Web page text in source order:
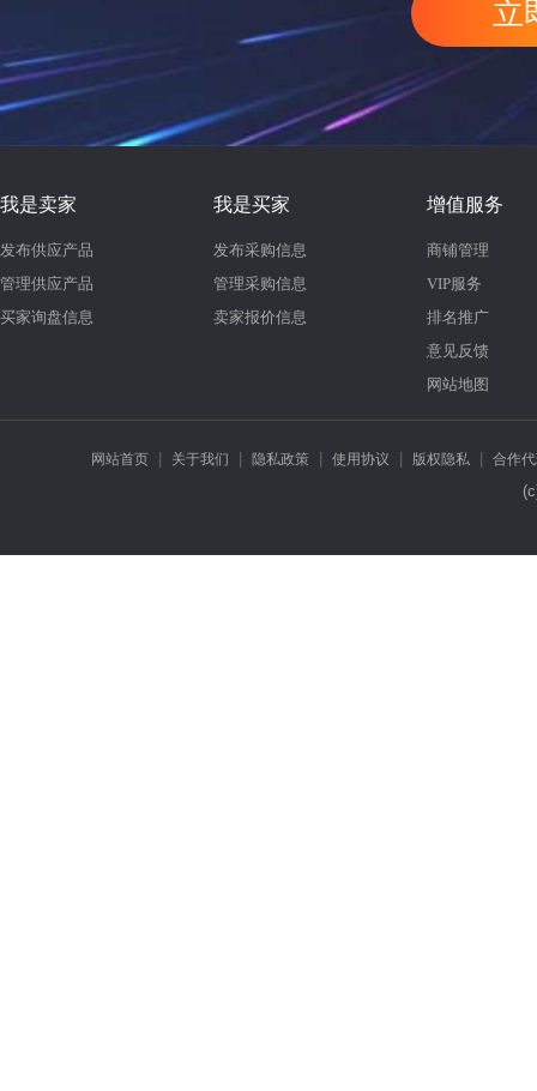
立
我是卖家
发布供应产品
管理供应产品
买家询盘信息
我是买家
发布采购信息
管理采购信息
卖家报价信息
增值服务
商铺管理
VIP服务
排名推广
意见反馈
网站地图
网站首页| 关于我们 隐私政策| 使用协议 版权隐私| 合作